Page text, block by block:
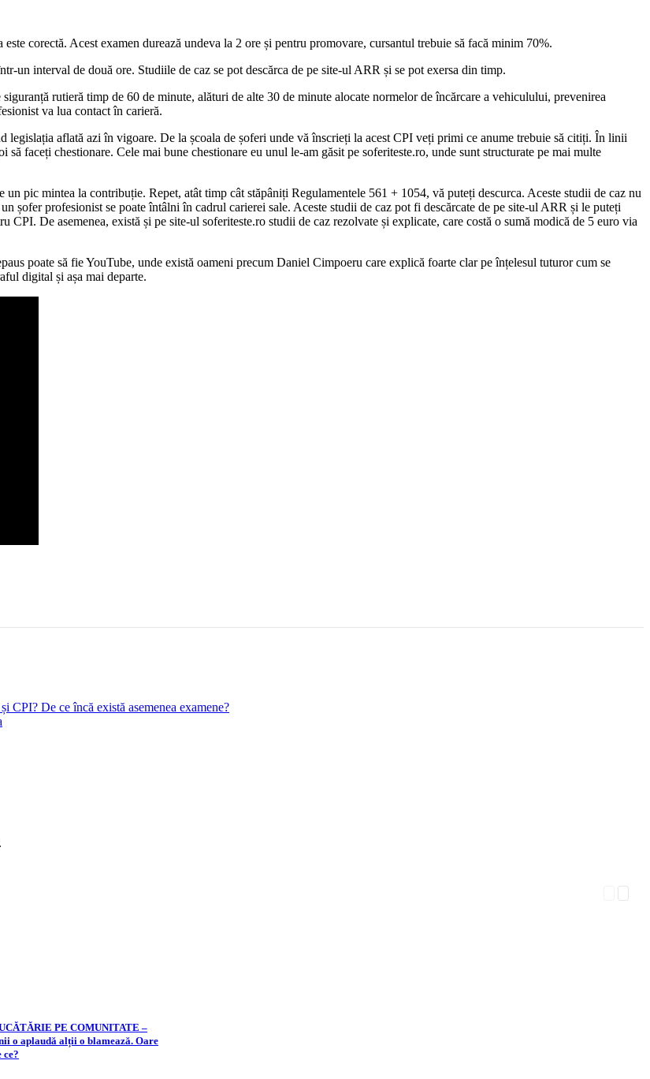
corectă. Acest examen durează undeva la 2 ore și pentru promovare, cursantul trebuie să facă minim 70%.
un interval de două ore. Studiile de caz se pot descărca de pe site-ul ARR și se pot exersa din timp.
rutieră timp de 60 de minute, alături de alte 30 de minute alocate normelor de încărcare a vehiculului, prevenirea
va lua contact în carieră.
aflată azi în vigoare. De la școala de șoferi unde vă înscrieți la acest CPI veți primi ce anume trebuie să citiți. În linii
faceți chestionare. Cele mai bune chestionare eu unul le-am găsit pe soferiteste.ro, unde sunt structurate pe mai multe
pic mintea la contribuție. Repet, atât timp cât stăpâniți Regulamentele 561 + 1054, vă puteți descurca. Aceste studii de caz nu
șofer profesionist se poate întâlni în cadrul carierei sale. Aceste studii de caz pot fi descărcate de pe site-ul ARR și le puteți
De asemenea, există și pe site-ul soferiteste.ro studii de caz rezolvate și explicate, care costă o sumă modică de 5 euro via
poate să fie YouTube, unde există oameni precum Daniel Cimpoeru care explică foarte clar pe înțelesul tuturor cum se
digital și așa mai departe.
CPI? De ce încă există asemenea examene?
PE COMUNITATE –
o aplaudă alții o blamează. Oare
ce?